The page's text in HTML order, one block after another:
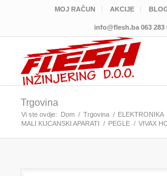
MOJ RAČUN AKCIJE
info@flesh.ba 063 283
Trgovina
Vi ste ovdje: Dom / Trgovina / ELEKTRONIKA
MALI KUCANSKI APARATI / PEGLE / VIVAX